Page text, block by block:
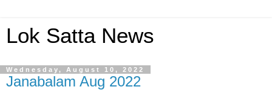
Lok Satta News
Wednesday, August 10, 2022
Janabalam Aug 2022